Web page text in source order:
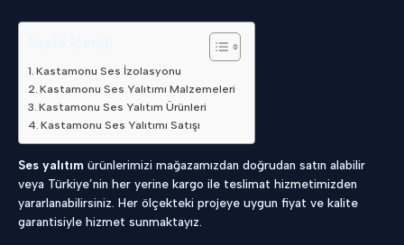
Kastamonu Ses İzolasyonu
Kastamonu Ses Yalıtımı Malzemeleri
Kastamonu Ses Yalıtım Ürünleri
Kastamonu Ses Yalıtımı Satışı
Ses yalıtım ürünlerimizi mağazamızdan doğrudan satın alabilir
veya Türkiye’nin her yerine kargo ile teslimat hizmetimizden
yararlanabilirsiniz. Her ölçekteki projeye uygun fiyat ve kalite
garantisiyle hizmet sunmaktayız.